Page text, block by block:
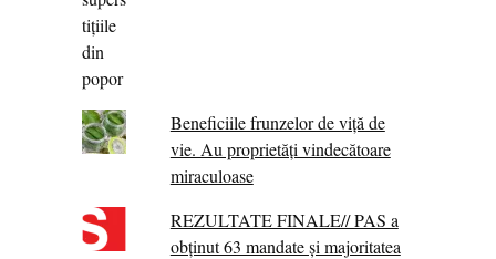
Beneficiile frunzelor de viță de
vie. Au proprietăţi vindecătoare
miraculoase
REZULTATE FINALE// PAS a
obținut 63 mandate și majoritatea